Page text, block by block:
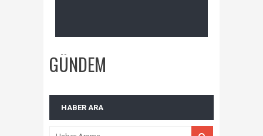
GÜNDEM
HABER ARA